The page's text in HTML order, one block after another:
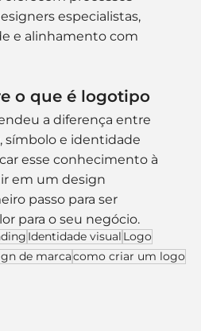
especialistas,
e alinhamento com
o que é logotipo
a diferença entre
símbolo e identidade
esse conhecimento à
em um design
passo para ser
para o seu negócio.
Identidade visual Logo
de marcacomo criar um logo